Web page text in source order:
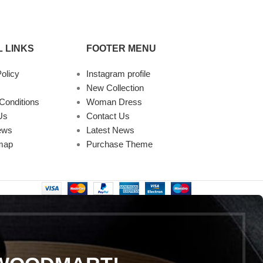
LINKS FOOTER MENU
Instagram profile
New Collection
Woman Dress
Contact Us
Latest News
Purchase Theme